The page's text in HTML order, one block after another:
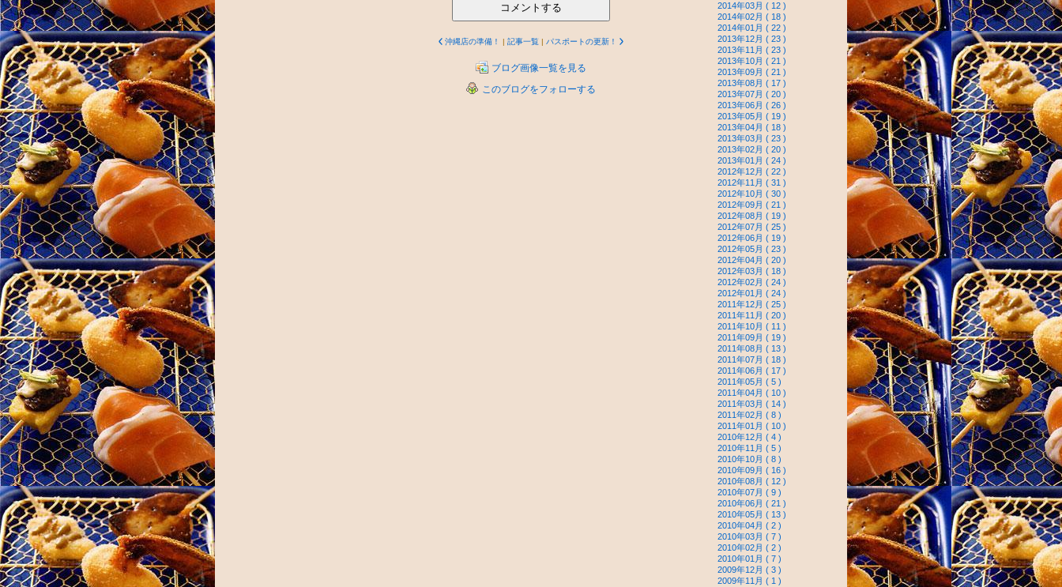
コメントする
沖縄店の準備！ | 記事一覧 | パスポートの更新！
ブログ画像一覧を見る
このブログをフォローする
2014年03月 ( 12 )
2014年02月 ( 18 )
2014年01月 ( 22 )
2013年12月 ( 23 )
2013年11月 ( 23 )
2013年10月 ( 21 )
2013年09月 ( 21 )
2013年08月 ( 17 )
2013年07月 ( 20 )
2013年06月 ( 26 )
2013年05月 ( 19 )
2013年04月 ( 18 )
2013年03月 ( 23 )
2013年02月 ( 20 )
2013年01月 ( 24 )
2012年12月 ( 22 )
2012年11月 ( 31 )
2012年10月 ( 30 )
2012年09月 ( 21 )
2012年08月 ( 19 )
2012年07月 ( 25 )
2012年06月 ( 19 )
2012年05月 ( 23 )
2012年04月 ( 20 )
2012年03月 ( 18 )
2012年02月 ( 24 )
2012年01月 ( 24 )
2011年12月 ( 25 )
2011年11月 ( 20 )
2011年10月 ( 11 )
2011年09月 ( 19 )
2011年08月 ( 13 )
2011年07月 ( 18 )
2011年06月 ( 17 )
2011年05月 ( 5 )
2011年04月 ( 10 )
2011年03月 ( 14 )
2011年02月 ( 8 )
2011年01月 ( 10 )
2010年12月 ( 4 )
2010年11月 ( 5 )
2010年10月 ( 8 )
2010年09月 ( 16 )
2010年08月 ( 12 )
2010年07月 ( 9 )
2010年06月 ( 21 )
2010年05月 ( 13 )
2010年04月 ( 2 )
2010年03月 ( 7 )
2010年02月 ( 2 )
2010年01月 ( 7 )
2009年12月 ( 3 )
2009年11月 ( 1 )